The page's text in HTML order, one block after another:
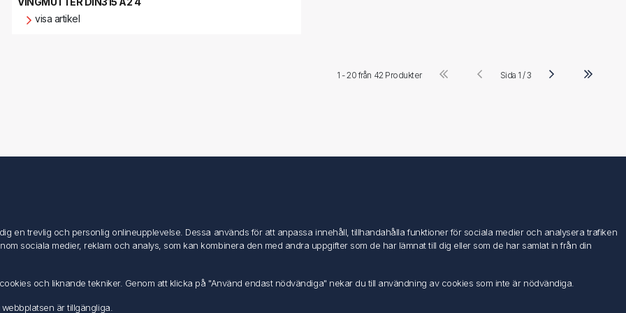
visa artikel
1 - 20 från 42 Produkter Sida 1 / 3
Mina ordrar
en trevlig och personlig onlineupplevelse. Dessa används för att anpassa innehåll, tillhandahålla funktioner för sociala medier och analysera trafiken
sociala medier, reklam och analys, som kan kombinera den med andra uppgifter som de har lämnat till dig eller som de har samlat in från din
och liknande tekniker. Genom att klicka på "Använd endast nödvändiga" nekar du till användning av cookies som inte är nödvändiga.
är tillgängliga.